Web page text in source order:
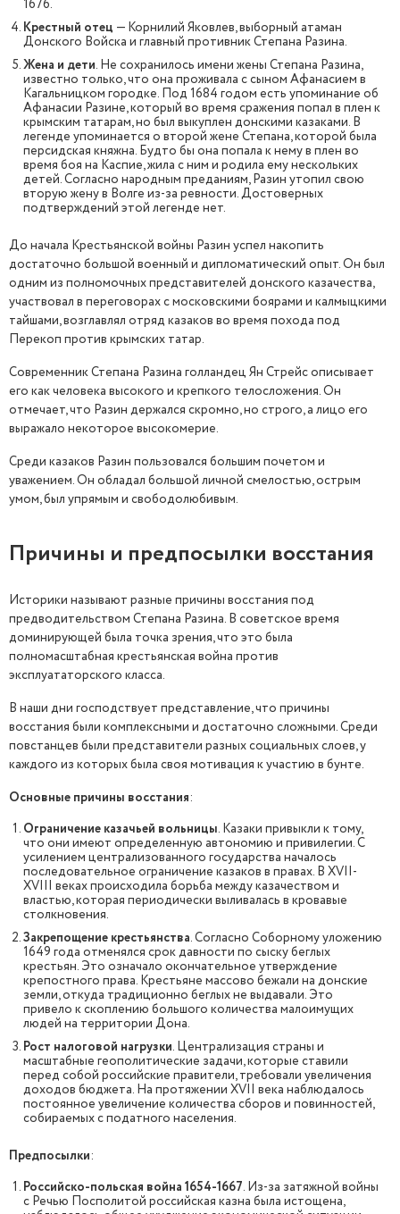
1676.
Крестный отец — Корнилий Яковлев, выборный атаман
Донского Войска и главный противник Степана Разина.
Жена и дети. Не сохранилось имени жены Степана Разина,
известно только, что она проживала с сыном Афанасием в
Кагальницком городке. Под 1684 годом есть упоминание об
Афанасии Разине, который во время сражения попал в плен к
крымским татарам, но был выкуплен донскими казаками. В
легенде упоминается о второй жене Степана, которой была
персидская княжна. Будто бы она попала к нему в плен во
время боя на Каспие, жила с ним и родила ему нескольких
детей. Согласно народным преданиям, Разин утопил свою
вторую жену в Волге из-за ревности. Достоверных
подтверждений этой легенде нет.
До начала Крестьянской войны Разин успел накопить
достаточно большой военный и дипломатический опыт. Он был
одним из полномочных представителей донского казачества,
участвовал в переговорах с московскими боярами и калмыцкими
тайшами, возглавлял отряд казаков во время похода под
Перекоп против крымских татар.
Современник Степана Разина голландец Ян Стрейс описывает
его как человека высокого и крепкого телосложения. Он
отмечает, что Разин держался скромно, но строго, а лицо его
выражало некоторое высокомерие.
Среди казаков Разин пользовался большим почетом и
уважением. Он обладал большой личной смелостью, острым
умом, был упрямым и свободолюбивым.
Причины и предпосылки восстания
Историки называют разные причины восстания под
предводительством Степана Разина. В советское время
доминирующей была точка зрения, что это была
полномасштабная крестьянская война против
эксплуататорского класса.
В наши дни господствует представление, что причины
восстания были комплексными и достаточно сложными. Среди
повстанцев были представители разных социальных слоев, у
каждого из которых была своя мотивация к участию в бунте.
Основные причины восстания:
Ограничение казачьей вольницы. Казаки привыкли к тому,
что они имеют определенную автономию и привилегии. С
усилением централизованного государства началось
последовательное ограничение казаков в правах. В XVII-
XVIII веках происходила борьба между казачеством и
властью, которая периодически выливалась в кровавые
столкновения.
Закрепощение крестьянства. Согласно Соборному уложению
1649 года отменялся срок давности по сыску беглых
крестьян. Это означало окончательное утверждение
крепостного права. Крестьяне массово бежали на донские
земли, откуда традиционно беглых не выдавали. Это
привело к скоплению большого количества малоимущих
людей на территории Дона.
Рост налоговой нагрузки. Централизация страны и
масштабные геополитические задачи, которые ставили
перед собой российские правители, требовали увеличения
доходов бюджета. На протяжении XVII века наблюдалось
постоянное увеличение количества сборов и повинностей,
собираемых с податного населения.
Предпосылки:
Российско-польская война 1654-1667. Из-за затяжной войны
с Речью Посполитой российская казна была истощена,